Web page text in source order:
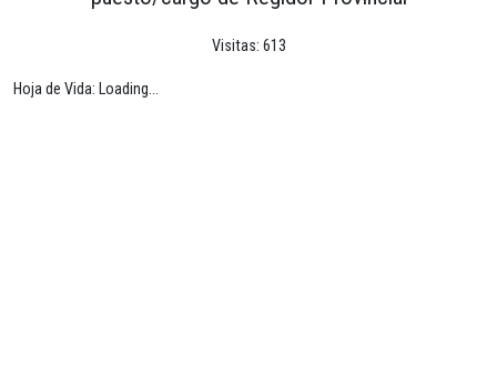
Visitas: 613
Hoja de Vida: Loading...